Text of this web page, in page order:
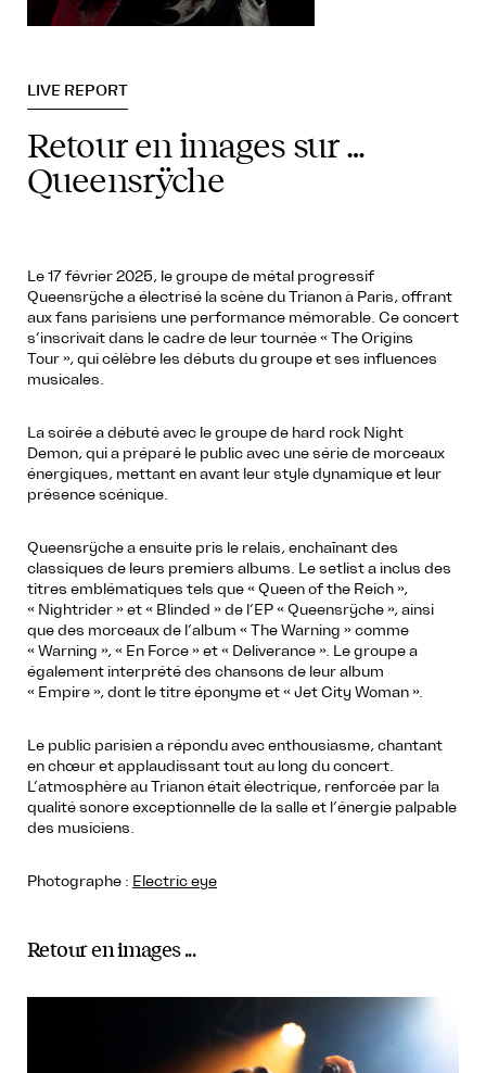
LIVE REPORT
Retour en images sur …
Queensrÿche
Le 17 février 2025, le groupe de métal progressif
Queensrÿche a électrisé la scène du Trianon à Paris, offrant
aux fans parisiens une performance mémorable. Ce concert
s’inscrivait dans le cadre de leur tournée « The Origins
Tour », qui célèbre les débuts du groupe et ses influences
musicales.
La soirée a débuté avec le groupe de hard rock Night
Demon, qui a préparé le public avec une série de morceaux
énergiques, mettant en avant leur style dynamique et leur
présence scénique.
Queensrÿche a ensuite pris le relais, enchaînant des
classiques de leurs premiers albums. Le setlist a inclus des
titres emblématiques tels que « Queen of the Reich »,
« Nightrider » et « Blinded » de l’EP « Queensrÿche », ainsi
que des morceaux de l’album « The Warning » comme
« Warning », « En Force » et « Deliverance ». Le groupe a
également interprété des chansons de leur album
« Empire », dont le titre éponyme et « Jet City Woman ».
Le public parisien a répondu avec enthousiasme, chantant
en chœur et applaudissant tout au long du concert.
L’atmosphère au Trianon était électrique, renforcée par la
qualité sonore exceptionnelle de la salle et l’énergie palpable
des musiciens.
Photographe : Electric eye
Retour en images ...